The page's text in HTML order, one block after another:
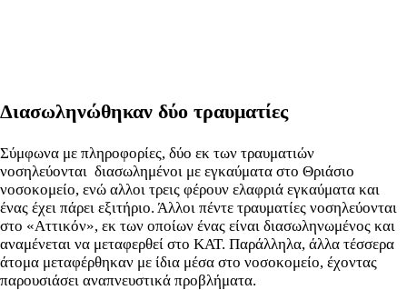
Διασωληνώθηκαν δύο τραυματίες
Σύμφωνα με πληροφορίες, δύο εκ των τραυματιών
νοσηλεύονται διασωλημένοι με εγκαύματα στο Θριάσιο
νοσοκομείο, ενώ αλλοι τρεις φέρουν ελαφριά εγκαύματα και
ένας έχει πάρει εξιτήριο. Άλλοι πέντε τραυματίες νοσηλεύονται
στο «Αττικόν», εκ των οποίων ένας είναι διασωληνωμένος και
αναμένεται να μεταφερθεί στο ΚΑΤ. Παράλληλα, άλλα τέσσερα
άτομα μεταφέρθηκαν με ίδια μέσα στο νοσοκομείο, έχοντας
παρουσιάσει αναπνευστικά προβλήματα.